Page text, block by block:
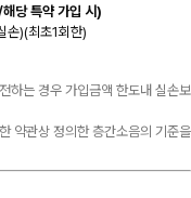
당 특약 가입 시)
손)(최초1회한)
하는 경우 가입금액 한도내 실손보
약관상 정의한 층간소음의 기준을